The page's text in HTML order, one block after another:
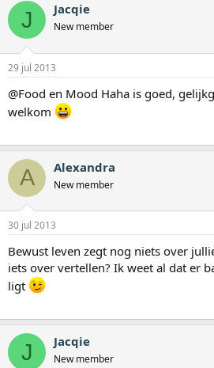
J Jacqie
New member
29 jul 2013
@Food en Mood Haha is goed,
welkom
A Alexandra
New member
30 jul 2013
Bewust leven zegt nog niets over
iets over vertellen? Ik weet al dat er
ligt
J Jacqie
New member